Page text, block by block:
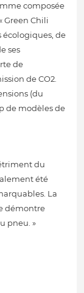
composée
Green Chili
écologiques, de
ses
de
de CO2.
(du
de modèles de
du
été
La
démontre
pneu. »